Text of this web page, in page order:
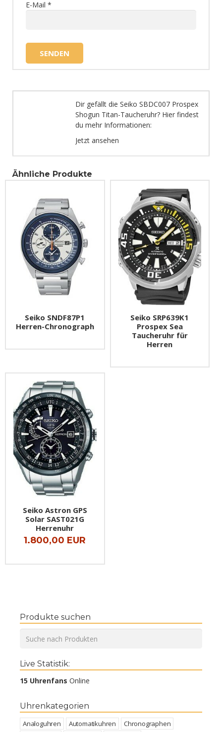
E-Mail *
Dir gefällt die Seiko SBDC007 Prospex
Shogun Titan-Taucheruhr? Hier findest
du mehr Informationen:
Jetzt ansehen
Ähnliche Produkte
Seiko SNDF87P1
Herren-Chronograph
Seiko SRP639K1
Prospex Sea
Taucheruhr für
Herren
Seiko Astron GPS
Solar SAST021G
Herrenuhr
1.800,00 EUR
Produkte suchen
Live Statistik:
15 Uhrenfans Online
Uhrenkategorien
Analoguhren Automatikuhren Chronographen